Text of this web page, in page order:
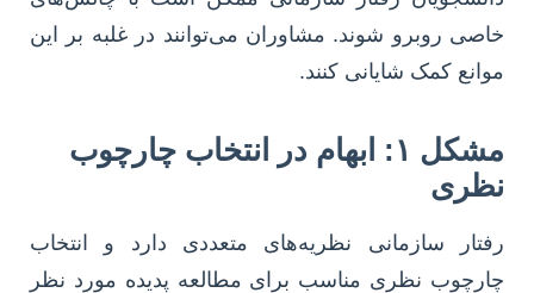
خاصی روبرو شوند. مشاوران می‌توانند در غلبه بر این
موانع کمک شایانی کنند.
مشکل ۱: ابهام در انتخاب چارچوب
نظری
رفتار سازمانی نظریه‌های متعددی دارد و انتخاب
چارچوب نظری مناسب برای مطالعه پدیده مورد نظر